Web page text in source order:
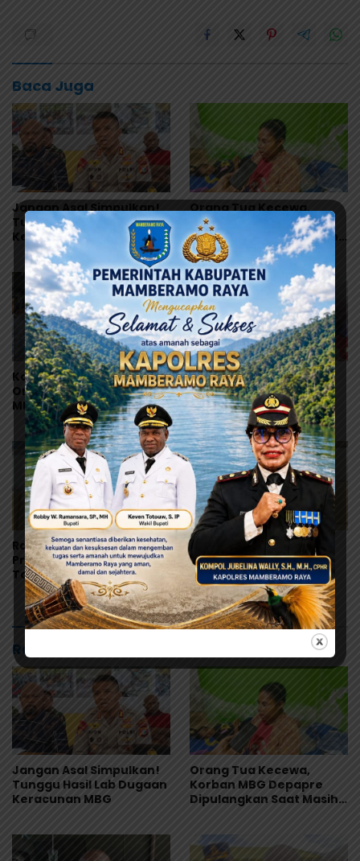
Baca Juga
Jangan Asal Simpulkan!
Tunggu Hasil Lab Dugaan
Keracunan MBG
Orang Tua Kecewa,
Korban MBG Depapre
Dipulangkan Saat Masih
Muntah dan Diare
Korban Bertambah,
Orang Tua Murid Desak
MBG di Pesisir Tanah
Merah Dihentikan
Yunus Wonda: Data
Korban MBG Akan
Diumumkan Setelah
Observasi Tiga Hari
Ramses Wally Minta
Program MBG Dievaluasi
Total, Usul Dana
Langsung Dikelola
Sekolah
Ramses Wally: Festival
Danau Sentani Ke-XV
2026 Harus Kembali
Masuk Kalender Event
Nasional
Rekomendasi untuk kamu
Jangan Asal Simpulkan!
Tunggu Hasil Lab Dugaan
Keracunan MBG
Orang Tua Kecewa,
Korban MBG Depapre
Dipulangkan Saat Masih